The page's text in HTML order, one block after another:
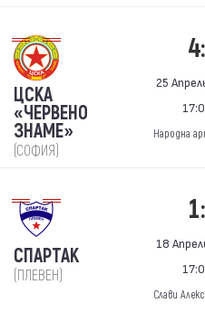
ЦСКА
«ЧЕРВЕНО
ЗНАМЕ»
(СОФИЯ)
25
Народна
СПАРТАК
(ПЛЕВЕН)
18
Слави